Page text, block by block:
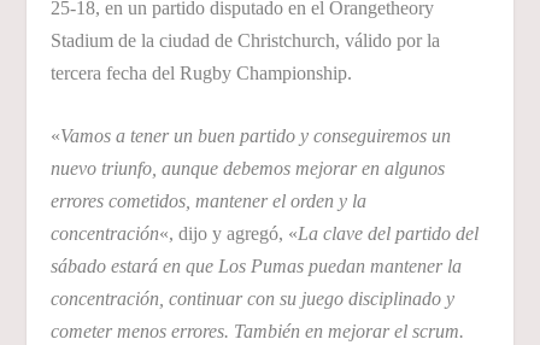
25-18, en un partido disputado en el Orangetheory
Stadium de la ciudad de Christchurch, válido por la
tercera fecha del Rugby Championship.
«Vamos a tener un buen partido y conseguiremos un
nuevo triunfo, aunque debemos mejorar en algunos
errores cometidos, mantener el orden y la
concentración«, dijo y agregó, «La clave del partido del
sábado estará en que Los Pumas puedan mantener la
concentración, continuar con su juego disciplinado y
cometer menos errores. También en mejorar el scrum.